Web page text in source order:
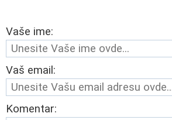
Vaše ime:
Vaš email:
Komentar: